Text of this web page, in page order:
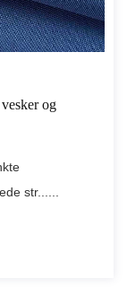
og
str......